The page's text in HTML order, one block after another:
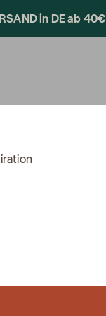
in DE ab 40€